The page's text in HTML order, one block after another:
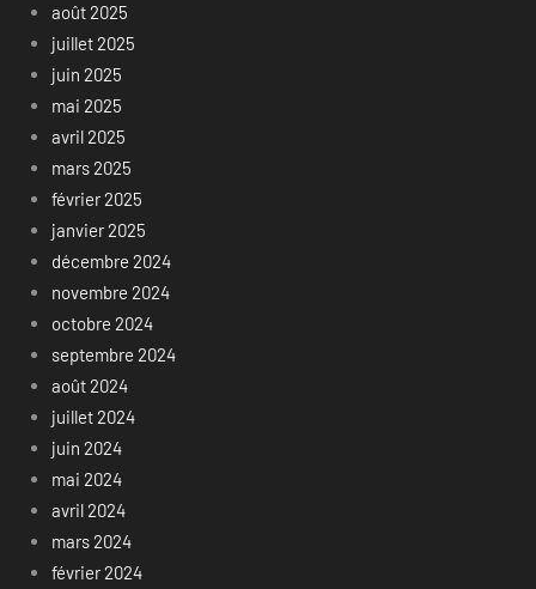
août 2025
juillet 2025
juin 2025
mai 2025
avril 2025
mars 2025
février 2025
janvier 2025
décembre 2024
novembre 2024
octobre 2024
septembre 2024
août 2024
juillet 2024
juin 2024
mai 2024
avril 2024
mars 2024
février 2024